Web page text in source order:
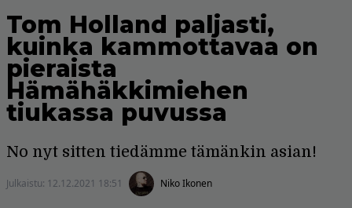
Tom Holland paljasti,
kuinka kammottavaa on
pieraista
Hämähäkkimiehen
tiukassa puvussa
No nyt sitten tiedämme tämänkin asian!
Julkaistu: 12.12.2021 18:51 Niko Ikonen